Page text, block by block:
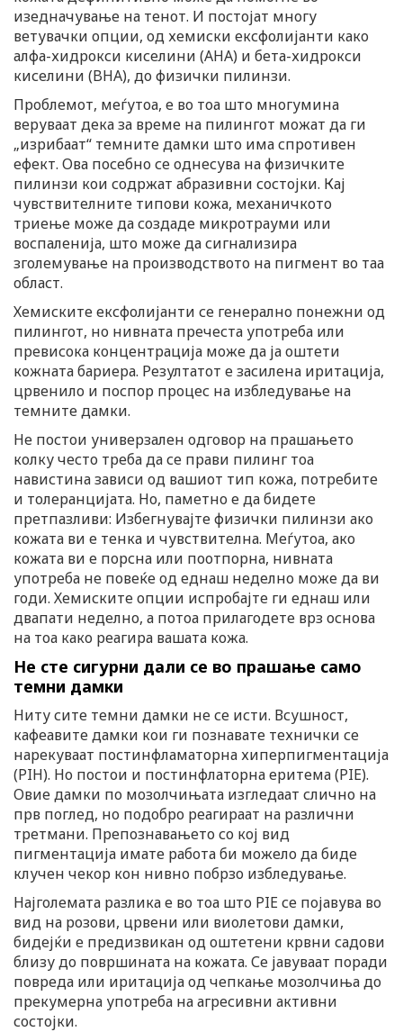
изедначување на тенот. И постојат многу
ветувачки опции, од хемиски ексфолијанти како
алфа-хидрокси киселини (AHA) и бета-хидрокси
киселини (BHA), до физички пилинзи.
Проблемот, меѓутоа, е во тоа што многумина
веруваат дека за време на пилингот можат да ги
„изрибаат“ темните дамки што има спротивен
ефект. Ова посебно се однесува на физичките
пилинзи кои содржат абразивни состојки. Кај
чувствителните типови кожа, механичкото
триење може да создаде микротрауми или
воспаленија, што може да сигнализира
зголемување на производството на пигмент во таа
област.
Хемиските ексфолијанти се генерално понежни од
пилингот, но нивната пречеста употреба или
превисока концентрација може да ја оштети
кожната бариера. Резултатот е засилена иритација,
црвенило и поспор процес на избледување на
темните дамки.
Не постои универзален одговор на прашањето
колку често треба да се прави пилинг тоа
навистина зависи од вашиот тип кожа, потребите
и толеранцијата. Но, паметно е да бидете
претпазливи: Избегнувајте физички пилинзи ако
кожата ви е тенка и чувствителна. Меѓутоа, ако
кожата ви е порсна или поотпорна, нивната
употреба не повеќе од еднаш неделно може да ви
годи. Хемиските опции испробајте ги еднаш или
двапати неделно, а потоа прилагодете врз основа
на тоа како реагира вашата кожа.
Не сте сигурни дали се во прашање само
темни дамки
Ниту сите темни дамки не се исти. Всушност,
кафеавите дамки кои ги познавате технички се
нарекуваат постинфламаторна хиперпигментација
(PIH). Но постои и постинфлаторна еритема (PIE).
Овие дамки по мозолчињата изгледаат слично на
прв поглед, но подобро реагираат на различни
третмани. Препознавањето со кој вид
пигментација имате работа би можело да биде
клучен чекор кон нивно побрзо избледување.
Најголемата разлика е во тоа што PIE се појавува во
вид на розови, црвени или виолетови дамки,
бидејќи е предизвикан од оштетени крвни садови
близу до површината на кожата. Се јавуваат поради
повреда или иритација од чепкање мозолчиња до
прекумерна употреба на агресивни активни
состојки.